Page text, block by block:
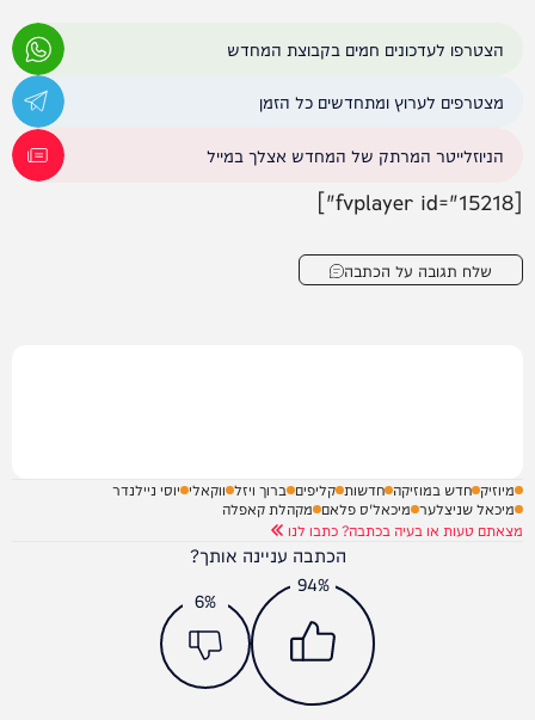
הצטרפו לעדכונים חמים בקבוצת המחדש
מצטרפים לערוץ ומתחדשים כל הזמן
הניוזלייטר המרתק של המחדש אצלך במייל
[fvplayer id="15218"]
שלח תגובה על הכתבה
מיוזיק חדש במוזיקה חדשות קליפים ברוך ויזל ווקאלי יוסי ניילנדר
מיכאל שניצלער מיכאל'ס פלאם מקהלת קאפלה
מצאתם טעות או בעיה בכתבה? כתבו לנו
הכתבה עניינה אותך?
94%
6%